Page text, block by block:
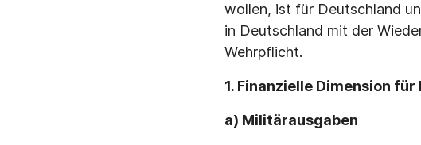
wollen, ist für Deutschland
in Deutschland mit der
Wehrpflicht.
1. Finanzielle Dimension
a) Militärausgaben